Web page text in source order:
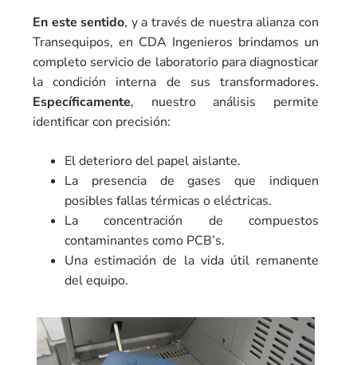
En este sentido, y a través de nuestra alianza con
Transequipos, en CDA Ingenieros brindamos un
completo servicio de laboratorio para diagnosticar
la condición interna de sus transformadores.
Específicamente, nuestro análisis permite
identificar con precisión:
El deterioro del papel aislante.
La presencia de gases que indiquen
posibles fallas térmicas o eléctricas.
La concentración de compuestos
contaminantes como PCB’s.
Una estimación de la vida útil remanente
del equipo.